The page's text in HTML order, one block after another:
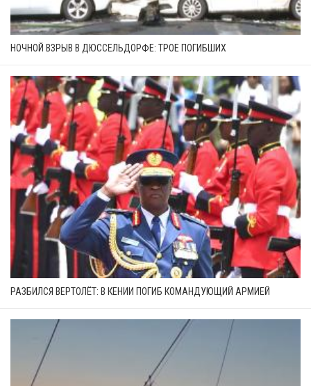
НОЧНОЙ ВЗРЫВ В ДЮССЕЛЬДОРФЕ: ТРОЕ ПОГИБШИХ
РАЗБИЛСЯ ВЕРТОЛЁТ: В КЕНИИ ПОГИБ КОМАНДУЮЩИЙ АРМИЕЙ